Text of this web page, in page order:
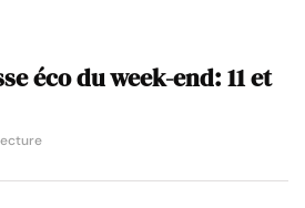
éco du week-end: 11 et